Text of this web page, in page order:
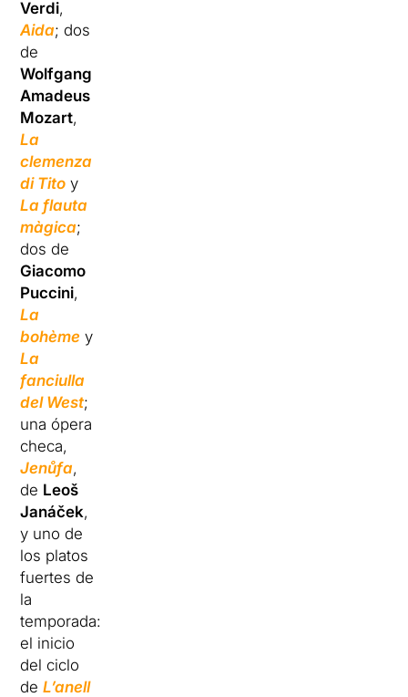
Verdi,
Aida; dos
de
Wolfgang
Amadeus
Mozart,
La
clemenza
di Tito y
La flauta
màgica;
dos de
Giacomo
Puccini,
La
bohème y
La
fanciulla
del West;
una ópera
checa,
Jenůfa,
de Leoš
Janáček,
y uno de
los platos
fuertes de
la
temporada:
el inicio
del ciclo
deL’anell